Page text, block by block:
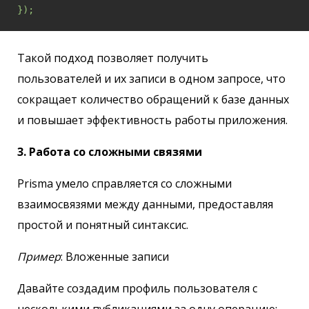
});
Такой подход позволяет получить
пользователей и их записи в одном запросе, что
сокращает количество обращений к базе данных
и повышает эффективность работы приложения.
3. Работа со сложными связями
Prisma умело справляется со сложными
взаимосвязями между данными, предоставляя
простой и понятный синтаксис.
Пример: Вложенные записи
Давайте создадим профиль пользователя с